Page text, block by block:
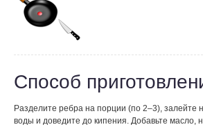
Способ
Разделите ребра на порции (по 2–3), залейте
воды и доведите до кипения. Добавьте масло,